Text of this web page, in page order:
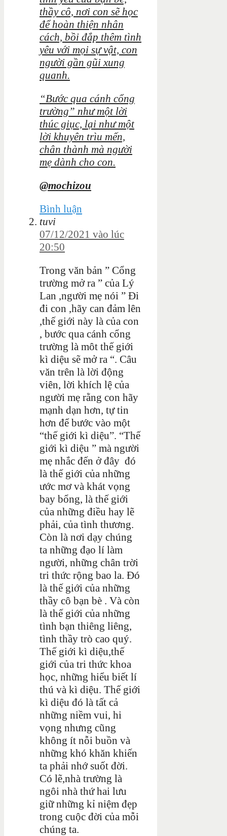
thầy cô, nơi con sẽ học
để hoàn thiện nhân
cách, bồi đắp thêm tình
yêu với mọi sự vật, con
người gần gũi xung
quanh.
“Bước qua cánh cổng
trường” như một lời
thúc giục, lại như một
lời khuyên trìu mến,
chân thành mà người
mẹ dành cho con.
@mochizou
Bình luận
tuvi
07/12/2021 vào lúc
20:50
Trong văn bản ” Cổng
trường mở ra ” của Lý
Lan ,người mẹ nói ” Đi
đi con ,hãy can đảm lên
,thế giới này là của con
, bước qua cánh cổng
trường là môt thế giới
kì diệu sẽ mở ra “. Câu
văn trên là lời động
viên, lời khích lệ của
người mẹ rằng con hãy
mạnh dạn hơn, tự tin
hơn để bước vào một
“thế giới kì diệu”. “Thế
giới kì diệu ” mà người
mẹ nhắc đến ở đây đó
là thế giới của những
ước mơ và khát vọng
bay bổng, là thế giới
của những điều hay lẽ
phải, của tình thương.
Còn là nơi dạy chúng
ta những đạo lí làm
người, những chân trời
tri thức rộng bao la. Đó
là thế giới của những
thầy cô bạn bè . Và còn
là thế giới của những
tình bạn thiêng liêng,
tình thầy trò cao quý.
Thế giới kì diệu,thế
giới của tri thức khoa
học, những hiểu biết lí
thú và kì diệu. Thế giới
kì diệu đó là tất cả
những niềm vui, hi
vọng nhưng cũng
không ít nỗi buồn và
những khó khăn khiến
ta phải nhớ suốt đời.
Có lẽ,nhà trường là
ngôi nhà thứ hai lưu
giữ những kỉ niệm đẹp
trong cuộc đời của mỗi
chúng ta.